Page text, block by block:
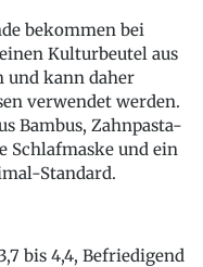
bekommen bei
Kulturbeutel aus
und kann daher
verwendet werden.
Bambus, Zahnpasta-
Schlafmaske und ein
Standard.
bis 4,4, Befriedigend